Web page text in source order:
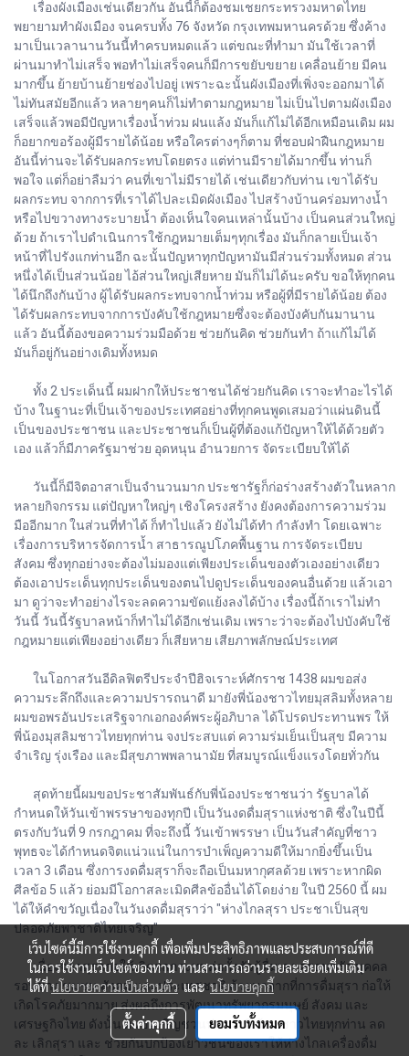
เรื่องผังเมืองเช่นเดียวกัน อันนี้ก็ต้องชมเชยกระทรวงมหาดไทย
พยายามทำผังเมือง จนครบทั้ง 76 จังหวัด กรุงเทพมหานครด้วย ซึ่งค้าง
มาเป็นเวลานานวันนี้ทำครบหมดแล้ว แต่ขณะที่ทำมา มันใช้เวลาที่
ผ่านมาทำไม่เสร็จ พอทำไม่เสร็จคนก็มีการขยับขยาย เคลื่อนย้าย มีคน
มากขึ้น ย้ายบ้านย้ายช่องไปอยู่ เพราะฉะนั้นผังเมืองที่เพิ่งจะออกมาได้
ไม่ทันสมัยอีกแล้ว หลายๆคนก็ไม่ทำตามกฎหมาย ไม่เป็นไปตามผังเมือง
เสร็จแล้วพอมีปัญหาเรื่องน้ำท่วม ฝนแล้ง มันก็แก้ไม่ได้อีกเหมือนเดิม ผม
ก็อยากขอร้องผู้มีรายได้น้อย หรือใครต่างๆก็ตาม ที่ชอบฝ่าฝืนกฎหมาย
อันนี้ท่านจะได้รับผลกระทบโดยตรง แต่ท่านมีรายได้มากขึ้น ท่านก็
พอใจ แต่ก็อย่าลืมว่า คนที่เขาไม่มีรายได้ เช่นเดียวกับท่าน เขาได้รับ
ผลกระทบ จากการที่เราได้ไปละเมิดผังเมือง ไปสร้างบ้านคร่อมทางน้ำ
หรือไปขวางทางระบายน้ำ ต้องเห็นใจคนเหล่านั้นบ้าง เป็นคนส่วนใหญ่
ด้วย ถ้าเราไปดำเนินการใช้กฎหมายเต็มๆทุกเรื่อง มันก็กลายเป็นเจ้า
หน้าที่ไปรังแกท่านอีก ฉะนั้นปัญหาทุกปัญหามันมีส่วนร่วมทั้งหมด ส่วน
หนึ่งได้เป็นส่วนน้อย ไอ้ส่วนใหญ่เสียหาย มันก็ไม่ได้นะครับ ขอให้ทุกคน
ได้นึกถึงกันบ้าง ผู้ได้รับผลกระทบจากน้ำท่วม หรือผู้ที่มีรายได้น้อย ต้อง
ได้รับผลกระทบจากการบังคับใช้กฎหมายซึ่งจะต้องบังคับกันมานาน
แล้ว อันนี้ต้องขอความร่วมมือด้วย ช่วยกันคิด ช่วยกันทำ ถ้าแก้ไม่ได้
มันก็อยู่กันอย่างเดิมทั้งหมด
ทั้ง 2 ประเด็นนี้ ผมฝากให้ประชาชนได้ช่วยกันคิด เราจะทำอะไรได้
บ้าง ในฐานะที่เป็นเจ้าของประเทศอย่างที่ทุกคนพูดเสมอว่าแผ่นดินนี้
เป็นของประชาชน และประชาชนก็เป็นผู้ที่ต้องแก้ปัญหาให้ได้ด้วยตัว
เอง แล้วก็มีภาครัฐมาช่วย อุดหนุน อำนวยการ จัดระเบียบให้ได้
วันนี้ก็มีจิตอาสาเป็นจำนวนมาก ประชารัฐก็ก่อร่างสร้างตัวในหลาก
หลายกิจกรรม แต่ปัญหาใหญ่ๆ เชิงโครงสร้าง ยังคงต้องการความร่วม
มืออีกมาก ในส่วนที่ทำได้ ก็ทำไปแล้ว ยังไม่ได้ทำ กำลังทำ โดยเฉพาะ
เรื่องการบริหารจัดการน้ำ สาธารณูปโภคพื้นฐาน การจัดระเบียบ
สังคม ซึ่งทุกอย่างจะต้องไม่มองแต่เพียงประเด็นของตัวเองอย่างเดียว
ต้องเอาประเด็นทุกประเด็นของตนไปดูประเด็นของคนอื่นด้วย แล้วเอา
มา ดูว่าจะทำอย่างไรจะลดความขัดแย้งลงได้บ้าง เรื่องนี้ถ้าเราไม่ทำ
วันนี้ วันนี้รัฐบาลหน้าก็ทำไม่ได้อีกเช่นเดิม เพราะว่าจะต้องไปบังคับใช้
กฎหมายแต่เพียงอย่างเดียว ก็เสียหาย เสียภาพลักษณ์ประเทศ
ในโอกาสวันอีดิลฟิตรีประจำปีฮิจเราะห์ศักราช 1438 ผมขอส่ง
ความระลึกถึงและความปรารถนาดี มายังพี่น้องชาวไทยมุสลิมทั้งหลาย
ผมขอพรอันประเสริฐจากเอกองค์พระผู้อภิบาล ได้โปรดประทานพร ให้
พี่น้องมุสลิมชาวไทยทุกท่าน จงประสบแต่ ความร่มเย็นเป็นสุข มีความ
จำเริญ รุ่งเรือง และมีสุขภาพพลานามัย ที่สมบูรณ์แข็งแรงโดยทั่วกัน
สุดท้ายนี้ผมขอประชาสัมพันธ์กับพี่น้องประชาชนว่า รัฐบาลได้
กำหนดให้วันเข้าพรรษาของทุกปี เป็นวันงดดื่มสุราแห่งชาติ ซึ่งในปีนี้
ตรงกับวันที่ 9 กรกฎาคม ที่จะถึงนี้ วันเข้าพรรษา เป็นวันสำคัญที่ชาว
พุทธจะได้กำหนดจิตแน่วแน่ในการบำเพ็ญความดีให้มากยิ่งขึ้นเป็น
เวลา 3 เดือน ซึ่งการงดดื่มสุราก็จะถือเป็นมหากุศลด้วย เพราะหากผิด
ศีลข้อ 5 แล้ว ย่อมมีโอกาสละเมิดศีลข้ออื่นได้โดยง่าย ในปี 2560 นี้ ผม
ได้ให้คำขวัญเนื่องในวันงดดื่มสุราว่า "ห่างไกลสุรา ประชาเป็นสุข
ปลอดภัยพาชาติไทยเจริญ"
เนื่องจากสุราก่อให้เกิดผลกระทบต่อทั้งตัวผู้ดื่มเอง ครอบครัว บุคคล
รอบข้าง ชุมชน สังคม และประเทศชาติ ด้วยมาจากที่การดื่มสุรา ก่อให้
เกิดโรคภัยมากมาย ส่งผลถึงการพัฒนาทรัพยากรมนุษย์ สังคม และ
เศรษฐกิจไทย ดังนั้น ผมขอเชิญชวนพ่อ แม่ พี่ น้อง ชาวไทยทุกท่าน ลด
ละ เลิกสุรา และ ช่วยกันปกป้องเยาวชนของเราให้ห่างไกลเครื่องดื่ม
เว็บไซต์นี้มีการใช้งานคุกกี้ เพื่อเพิ่มประสิทธิภาพและประสบการณ์ที่ดี
ในการใช้งานเว็บไซต์ของท่าน ท่านสามารถอ่านรายละเอียดเพิ่มเติม
ได้ที่นโยบายความเป็นส่วนตัวและนโยบายคุกกี้
ตั้งค่าคุกกี้ ยอมรับทั้งหมด